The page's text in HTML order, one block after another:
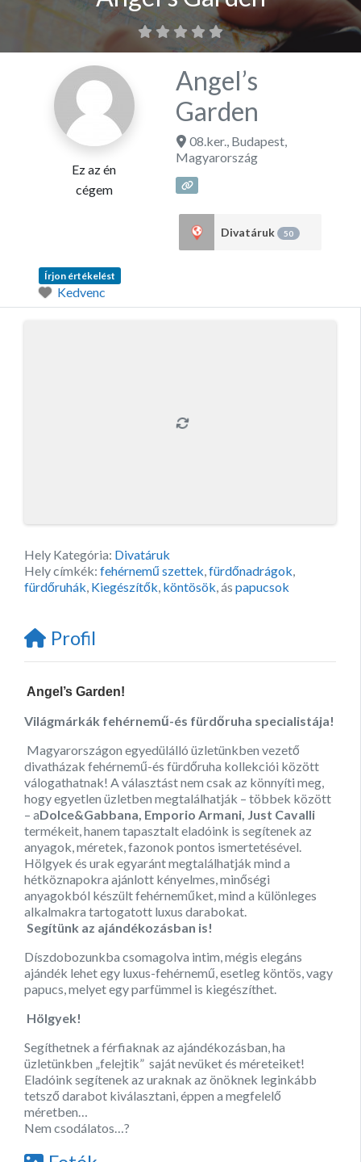
Ez az én
cégem
Angel’s
Garden
08.ker., Budapest,
Magyarország
Divatáruk 50
Írjon értékelést
Kedvenc
Hely Kategória: Divatáruk
Hely címkék: fehérnemű szettek fürdőnadrágok
fürdőruhák Kiegészítők köntösök , ás papucsok
Profil
Angel’s Garden!
Világmárkák fehérnemű-és fürdőruha specialistája!
Magyarországon egyedülálló üzletünkben vezető
divatházak fehérnemű-és fürdőruha kollekciói között
válogathatnak! A választást nem csak az könnyíti meg,
hogy egyetlen üzletben megtalálhatják – többek között
– aDolce&Gabbana, Emporio Armani, Just Cavalli
termékeit, hanem tapasztalt eladóink is segítenek az
anyagok, méretek, fazonok pontos ismertetésével.
Hölgyek és urak egyaránt megtalálhatják mind a
hétköznapokra ajánlott kényelmes, minőségi
anyagokból készült fehérneműket, mind a különleges
alkalmakra tartogatott luxus darabokat.
Segítünk az ajándékozásban is!
Díszdobozunkba csomagolva intim, mégis elegáns
ajándék lehet egy luxus-fehérnemű, esetleg köntös, vagy
papucs, melyet egy parfümmel is kiegészíthet.
Hölgyek!
Segíthetnek a férfiaknak az ajándékozásban, ha
üzletünkben „felejtik” saját nevüket és méreteiket!
Eladóink segítenek az uraknak az önöknek leginkább
tetsző darabot kiválasztani, éppen a megfelelő
méretben…
Nem csodálatos…?